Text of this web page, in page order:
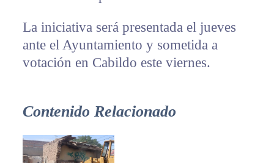
La iniciativa será presentada el jueves
ante el Ayuntamiento y sometida a
votación en Cabildo este viernes.
Contenido Relacionado